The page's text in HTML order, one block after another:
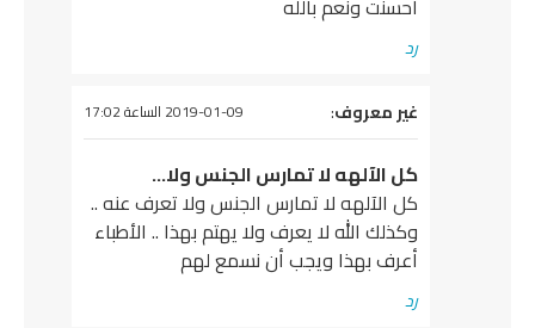
أحسنت ونعم بالله
رد
يقول
غير معروف: 2019-01-09 الساعة 17:02
كل الآلهه لا تمارس الجنس ولا…
كل الآلهه لا تمارس الجنس ولا تعرف عنه ..
وكذلك الله لا يعرف ولا يهتم بهذا .. الأطباء
أعرف بهذا ويجب أن نسمع لهم
رد